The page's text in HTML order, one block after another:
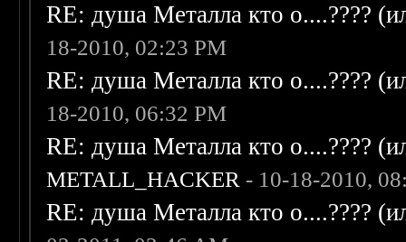
RE: душа Металла кто о....????
18-2010, 02:23 PM
RE: душа Металла кто о....????
18-2010, 06:32 PM
RE: душа Металла кто о....????
METALL_HACKER - 10-18-2010,
RE: душа Металла кто о....????